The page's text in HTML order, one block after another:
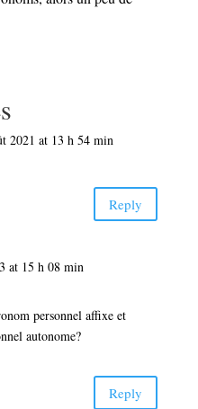
2021 at 13 h 54 min
Reply
at 15 h 08 min
personnel affixe et
autonome?
Reply